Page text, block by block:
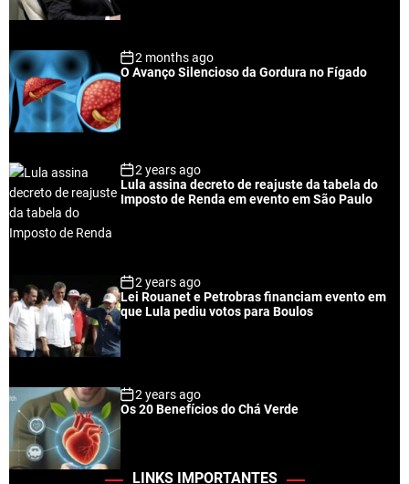
r
2 months ago
O Avanço Silencioso da Gordura no Fígado
2 years ago
Lula assina decreto de reajuste da tabela do
Imposto de Renda em evento em São Paulo
2 years ago
Lei Rouanet e Petrobras financiam evento em
que Lula pediu votos para Boulos
2 years ago
Os 20 Benefícios do Chá Verde
LINKS IMPORTANTES